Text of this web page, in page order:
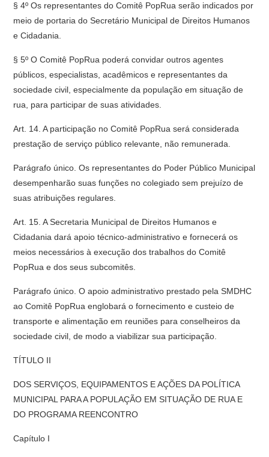
§ 4º Os representantes do Comitê PopRua serão indicados por
meio de portaria do Secretário Municipal de Direitos Humanos
e Cidadania.
§ 5º O Comitê PopRua poderá convidar outros agentes
públicos, especialistas, acadêmicos e representantes da
sociedade civil, especialmente da população em situação de
rua, para participar de suas atividades.
Art. 14. A participação no Comitê PopRua será considerada
prestação de serviço público relevante, não remunerada.
Parágrafo único. Os representantes do Poder Público Municipal
desempenharão suas funções no colegiado sem prejuízo de
suas atribuições regulares.
Art. 15. A Secretaria Municipal de Direitos Humanos e
Cidadania dará apoio técnico-administrativo e fornecerá os
meios necessários à execução dos trabalhos do Comitê
PopRua e dos seus subcomitês.
Parágrafo único. O apoio administrativo prestado pela SMDHC
ao Comitê PopRua englobará o fornecimento e custeio de
transporte e alimentação em reuniões para conselheiros da
sociedade civil, de modo a viabilizar sua participação.
TÍTULO II
DOS SERVIÇOS, EQUIPAMENTOS E AÇÕES DA POLÍTICA
MUNICIPAL PARA A POPULAÇÃO EM SITUAÇÃO DE RUA E
DO PROGRAMA REENCONTRO
Capítulo I